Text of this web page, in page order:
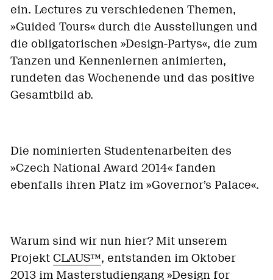
ein. Lectures zu verschiedenen Themen,
»Guided Tours« durch die Ausstellungen und
die obligatorischen »Design-Partys«, die zum
Tanzen und Kennenlernen animierten,
rundeten das Wochenende und das positive
Gesamtbild ab.
Die nominierten Studentenarbeiten des
»Czech National Award 2014« fanden
ebenfalls ihren Platz im »Governor’s Palace«.
Warum sind wir nun hier? Mit unserem
Projekt CLAUS™, entstanden im Oktober
2013 im Masterstudiengang»Design for